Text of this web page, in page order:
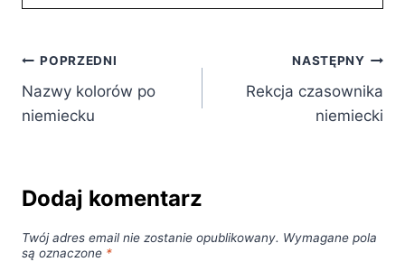
Nawigacja
wpisu
POPRZEDNI
Nazwy kolorów po
niemiecku
NASTĘPNY
Rekcja czasownika
niemiecki
Dodaj komentarz
Twój adres email nie zostanie opublikowany. Wymagane pola
są oznaczone *